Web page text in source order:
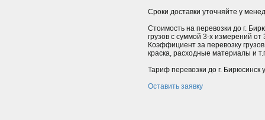
Сроки доставки уточняйте у
Стоимость на перевозки до г.
грузов с суммой 3-х измерений
Коэффициент за перевозку
краска, расходные материалы и
Тариф перевозки до г. Бирюсинск
Оставить заявку